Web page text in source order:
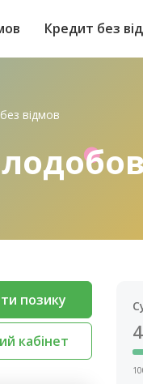
Кредит без
відмов
позику
кабінет